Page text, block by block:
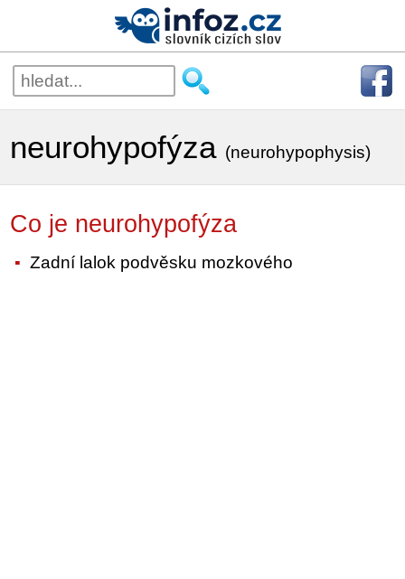
neurohypofýza (neurohypophysis)
Co je neurohypofýza
Zadní lalok podvěsku mozkového